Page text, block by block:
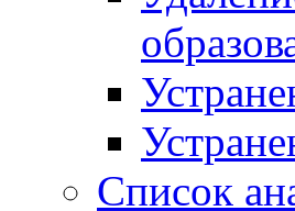
Список